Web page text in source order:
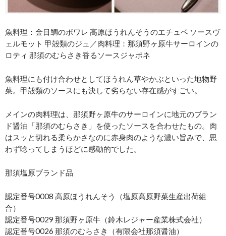
魚料理：金目鯛のポワレ 高原ほうれんそうのエチュベ ソースヴ
ェルモット 甲殻類のジュ／肉料理：那須野ヶ原牛サーロインの
ロティ 那須のむらさき香るソースジャポネ
魚料理にも付け合わせとしてほうれん草やかぶといった地物野
菜。甲殻類のソースにも決して劣らない存在感がすごい。
メインの肉料理は、那須野ヶ原牛のサーロインに地元のブラン
ド醤油「那須のむらさき」を使ったソースを合わせたもの。肉
はスッと切れる柔らかさなのに赤身肉のような濃い旨みで、思
わず唸ってしまうほどに感動的でした。
那須塩原ブランド品
認定番号0008 高原ほうれんそう（塩原高原野菜生産出荷組
合）
認定番号0029 那須野ヶ原牛（鈴木レジャー産業株式会社）
認定番号0026 那須のむらさき（有限会社那須醤油）